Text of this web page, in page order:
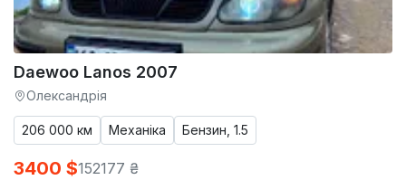
Daewoo Lanos 2007
Олександрія
206 000 км Механіка Бензин, 1.5
3400 $152177 ₴